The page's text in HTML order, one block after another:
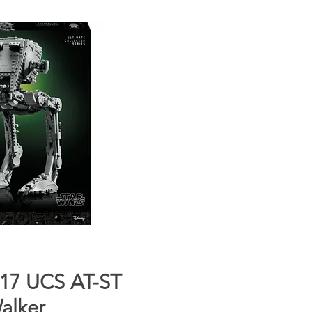
rápidaUCS AT-ST